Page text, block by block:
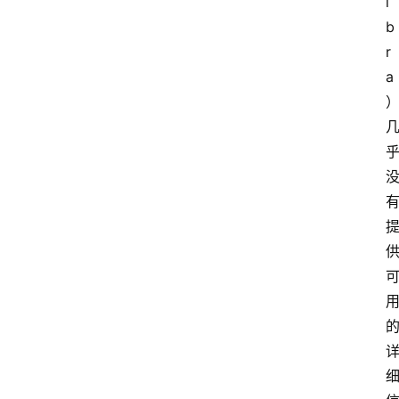
b
r
a
）
几
乎
没
有
提
供
可
用
的
详
细